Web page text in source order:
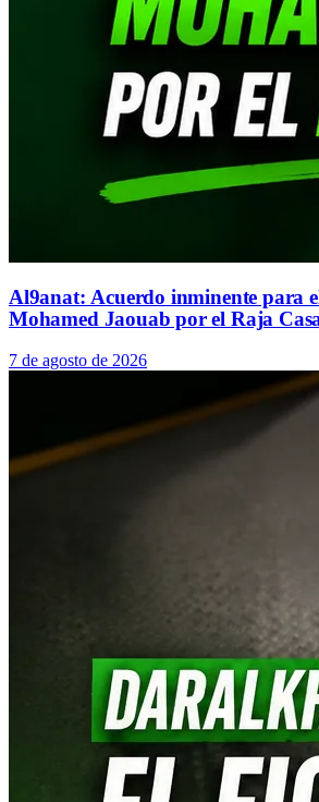
Al9anat: Acuerdo inminente para
Mohamed Jaouab por el Raja
7 de agosto de 2026